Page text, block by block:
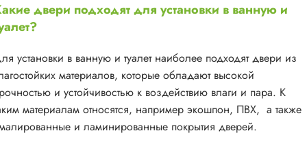
двери подходят для установки в ванную и
установки в ванную и туалет наиболее подходят двери из
материалов, которые обладают высокой
и устойчивостью к воздействию влаги и пара. К
материалам относятся, например экошпон, ПВХ, а также
и ламинированные покрытия дверей.